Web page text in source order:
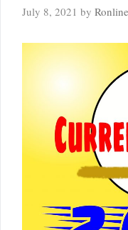
July 8, 2021 by